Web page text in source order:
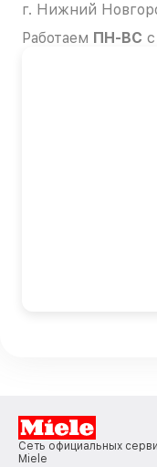
г. Нижний
Работаем ПН-ВС с
Сеть официальных
Miele